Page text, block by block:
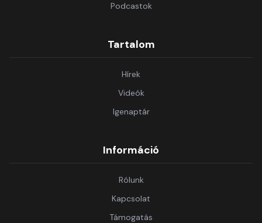
Podcastok
Tartalom
Hírek
Videók
Igenaptár
Információ
Rólunk
Kapcsolat
Támogatás